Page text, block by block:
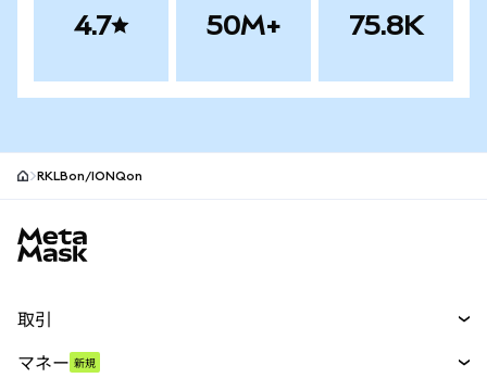
4.7 50M+ 75.8K
RKLBon/IONQon
取引
マネー 新規